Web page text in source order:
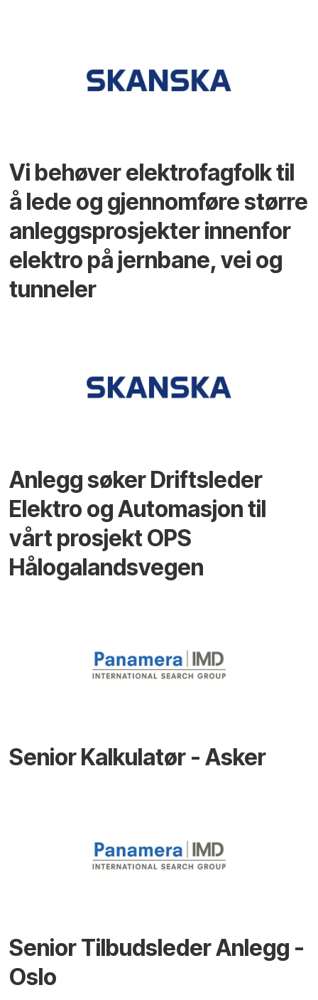
Vi behøver elektrofagfolk til
å lede og gjennomføre større
anleggsprosjekter innenfor
elektro på jernbane, vei og
tunneler
Anlegg søker Driftsleder
Elektro og Automasjon til
vårt prosjekt OPS
Hålogalandsvegen
Senior Kalkulatør - Asker
Senior Tilbudsleder Anlegg -
Oslo